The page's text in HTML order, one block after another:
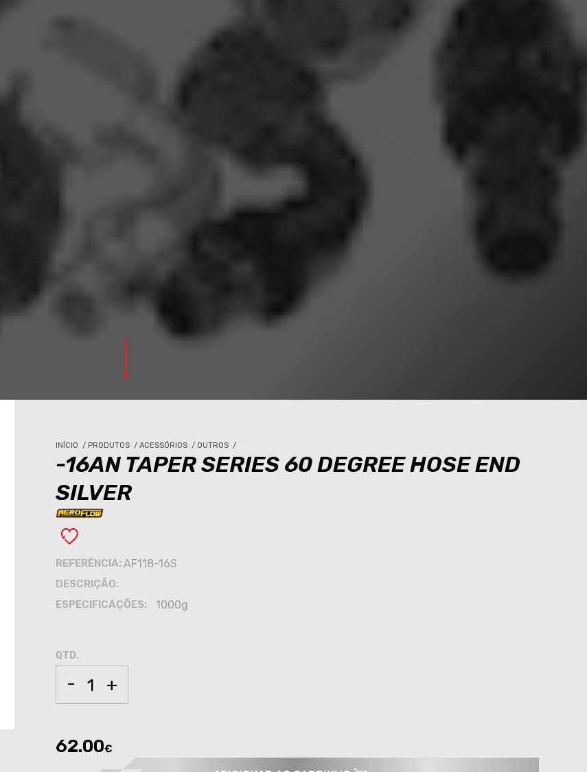
INÍCIO / PRODUTOS / ACESSÓRIOS / OUTROS /
-16AN TAPER SERIES 60 DEGREE HOSE END
SILVER
REFERÊNCIA: AF118-16S
DESCRIÇÃO:
ESPECIFICAÇÕES:
1000g
QTD.
- +
62.00€